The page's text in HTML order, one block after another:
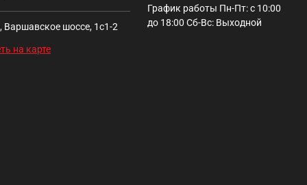
Варшавское шоссе, 1с1-2
на карте
График работы Пн-Пт: с 10:00
до 18:00 Сб-Вс: Выходной